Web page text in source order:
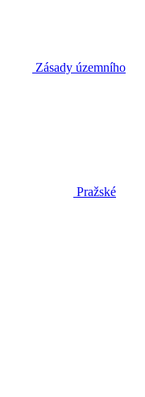
Zásady územního
Pražské